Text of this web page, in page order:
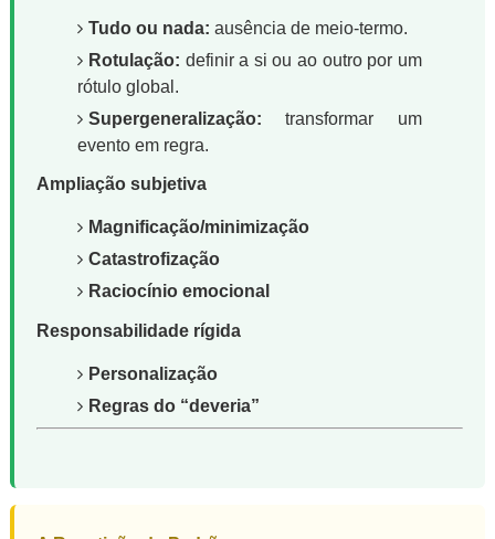
Tudo ou nada: ausência de meio-termo.
Rotulação: definir a si ou ao outro por um
rótulo global.
Supergeneralização: transformar um
evento em regra.
Ampliação subjetiva
Magnificação/minimização
Catastrofização
Raciocínio emocional
Responsabilidade rígida
Personalização
Regras do “deveria”